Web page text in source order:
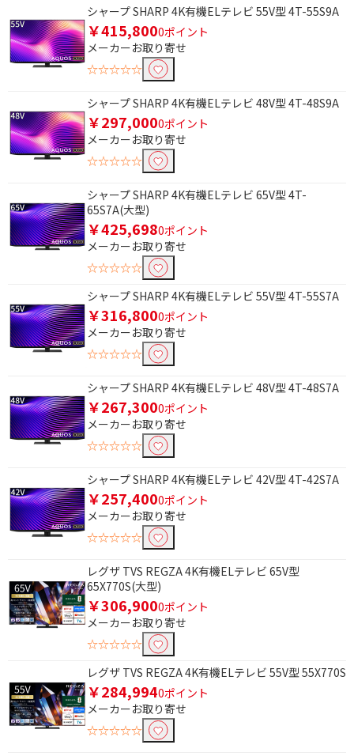
シャープ SHARP 4K有機ELテレビ 55V型 4T-55S9A
￥415,8000ポイント
メーカーお取り寄せ
☆☆☆☆☆
シャープ SHARP 4K有機ELテレビ 48V型 4T-48S9A
￥297,0000ポイント
メーカーお取り寄せ
☆☆☆☆☆
シャープ SHARP 4K有機ELテレビ 65V型 4T-
65S7A(大型)
￥425,6980ポイント
メーカーお取り寄せ
☆☆☆☆☆
シャープ SHARP 4K有機ELテレビ 55V型 4T-55S7A
￥316,8000ポイント
メーカーお取り寄せ
☆☆☆☆☆
シャープ SHARP 4K有機ELテレビ 48V型 4T-48S7A
￥267,3000ポイント
メーカーお取り寄せ
☆☆☆☆☆
シャープ SHARP 4K有機ELテレビ 42V型 4T-42S7A
￥257,4000ポイント
メーカーお取り寄せ
☆☆☆☆☆
レグザ TVS REGZA 4K有機ELテレビ 65V型
65X770S(大型)
￥306,9000ポイント
メーカーお取り寄せ
☆☆☆☆☆
レグザ TVS REGZA 4K有機ELテレビ 55V型 55X770S
￥284,9940ポイント
メーカーお取り寄せ
☆☆☆☆☆
除外する
除外する にチェックを入れると、指定したワード
を除外して検索します。
価格で絞り込む
円~
円
サイズで絞り込む
70V型以上 （12畳～）
49～55V型（6～8畳）
40～48V型（4.5～6畳）
画素で絞り込む
4K対応
4K/8Kチューナーで絞り込む
BS・CS 4Kチューナー
内蔵
録画機能で絞り込む
HDD(外付)対応